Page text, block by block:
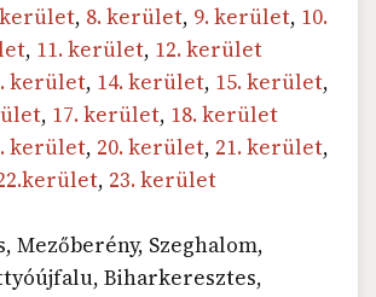
kerület, 8. kerület, 9. kerület, 10.
, 11. kerület, 12. kerület
kerület, 14. kerület, 15. kerület,
, 17. kerület, 18. kerület
kerület, 20. kerület, 21. kerület,
, 23. kerület
Mezőberény, Szeghalom,
Biharkeresztes,